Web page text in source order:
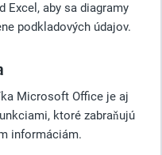
Excel, aby sa diagramy
podkladových údajov.
Microsoft Office je aj
ktoré zabraňujú
informáciám.